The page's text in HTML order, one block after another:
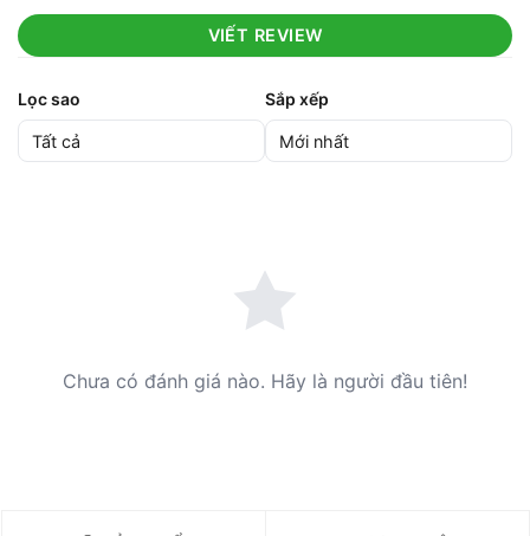
VIẾT REVIEW
Lọc sao Sắp xếp
Chưa có đánh giá nào. Hãy là người đầu tiên!